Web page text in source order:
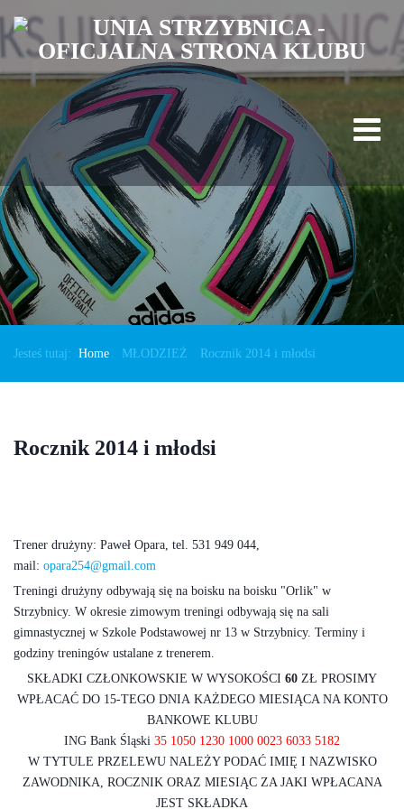
Jesteś tutaj: Home MŁODZIEŻ Rocznik 2014 i młodsi
Rocznik 2014 i młodsi
Trener drużyny: Paweł Opara, tel. 531 949 044,
mail: opara254@gmail.com
Treningi drużyny odbywają się na boisku na boisku "Orlik" w
Strzybnicy. W okresie zimowym treningi odbywają się na sali
gimnastycznej w Szkole Podstawowej nr 13 w Strzybnicy. Terminy i
godziny treningów ustalane z trenerem.
SKŁADKI CZŁONKOWSKIE W WYSOKOŚCI 60 ZŁ PROSIMY
WPŁACAĆ DO 15-TEGO DNIA KAŻDEGO MIESIĄCA NA KONTO
BANKOWE KLUBU
ING Bank Śląski 35 1050 1230 1000 0023 6033 5182
W TYTULE PRZELEWU NALEŻY PODAĆ IMIĘ I NAZWISKO
ZAWODNIKA, ROCZNIK ORAZ MIESIĄC ZA JAKI WPŁACANA
JEST SKŁADKA